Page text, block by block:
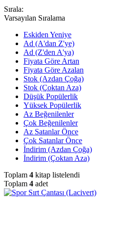
Sırala:
Varsayılan Sıralama
Eskiden Yeniye
Ad (A'dan Z'ye)
Ad (Z'den A'ya)
Fiyata Göre Artan
Fiyata Göre Azalan
Stok (Azdan Çoğa)
Stok (Çoktan Aza)
Düşük Popülerlik
Yüksek Popülerlik
Az Beğenilenler
Çok Beğenilenler
Az Satanlar Önce
Çok Satanlar Önce
İndirim (Azdan Çoğa)
İndirim (Çoktan Aza)
Toplam 4 kitap listelendi
Toplam 4 adet